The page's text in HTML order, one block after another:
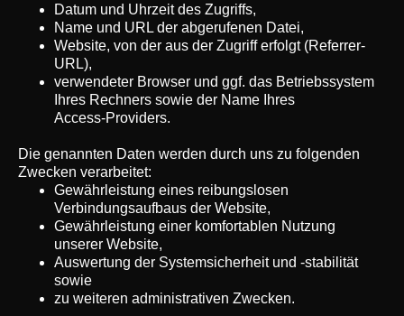
Datum und Uhrzeit des Zugriffs,
Name und URL der abgerufenen Datei,
Website, von der aus der Zugriff erfolgt (Referrer-
URL),
verwendeter Browser und ggf. das Betriebssystem
Ihres Rechners sowie der Name Ihres
Access-Providers.
Die genannten Daten werden durch uns zu folgenden
Zwecken verarbeitet:
Gewährleistung eines reibungslosen
Verbindungsaufbaus der Website,
Gewährleistung einer komfortablen Nutzung
unserer Website,
Auswertung der Systemsicherheit und -stabilität
sowie
zu weiteren administrativen Zwecken.